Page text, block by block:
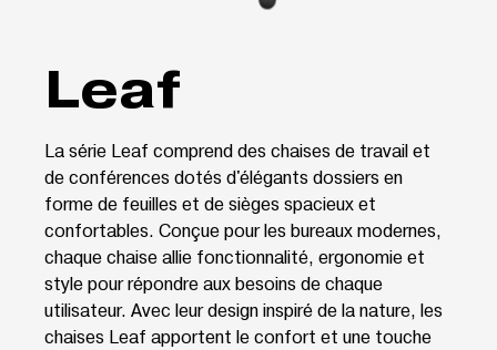
Leaf
La série Leaf comprend des chaises de travail et
de conférences dotés d'élégants dossiers en
forme de feuilles et de sièges spacieux et
confortables. Conçue pour les bureaux modernes,
chaque chaise allie fonctionnalité, ergonomie et
style pour répondre aux besoins de chaque
utilisateur. Avec leur design inspiré de la nature, les
chaises Leaf apportent le confort et une touche